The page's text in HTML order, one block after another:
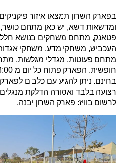
בפארק השרון תמצאו איזור
ומדשאות דשא, יש כאן מתחם כושר,
פטאנק, מתחם משחקים בנושא
העכביש, משחקי מדע, משחקי
מתחם פעוטות, מגדלי מגלשות,
בחינם. ניתן להגיע עם כלבים
רצועה בלבד ואסורה הדלקת
לרשום בוויז: פארק השרון יבנה.